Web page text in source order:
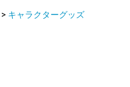
> キャラクターグッズ